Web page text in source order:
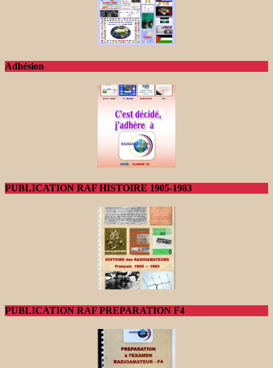
Adhésion
PUBLICATION RAF HISTOIRE 1905-1983
PUBLICATION RAF PREPARATION F4